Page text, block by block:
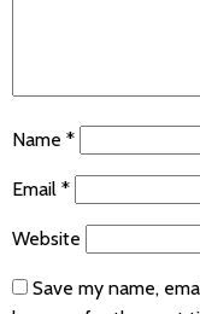
Name *
Email *
Website
Save my name,